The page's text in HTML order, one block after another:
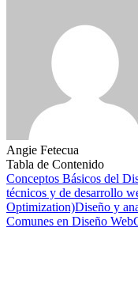
Angie Fetecua
Tabla de Contenido
Conceptos Básicos del
técnicos y de desarrollo
Optimization)Diseño y
Comunes en Diseño Web